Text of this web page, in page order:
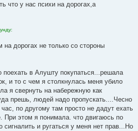
что у нас психи на дорогах,а
дорогах не только со стороны
поехать в Алушту покупаться...решала
и то с чем я столкнулась меня убило
я свернуть на набережную как
прешь, людей надо пропускать....Чесно
по другому там просто не дадут ехать
этом я понимала. что двигаюсь по
и ругаться у меня нет прав...Но